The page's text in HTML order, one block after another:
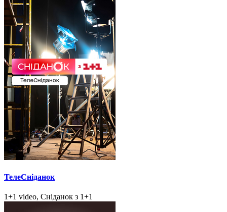
ТелеСніданок
1+1 video, Сніданок з 1+1